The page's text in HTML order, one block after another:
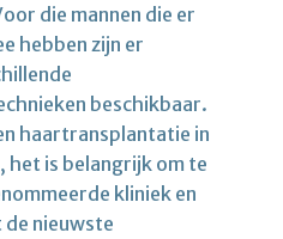
die mannen die er
hebben zijn er
beschikbaar.
haartransplantatie in
het is belangrijk om te
kliniek en
nieuwste